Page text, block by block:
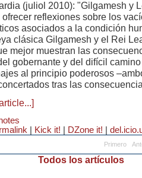
reflexiones sobre los
asociados a la condición
clásica Gilgamesh y el Rei
mejor muestran las
gobernante y del difícil
al principio poderosos
tras las
| Kick it! | DZone it! |
Primero
Todos los artículos